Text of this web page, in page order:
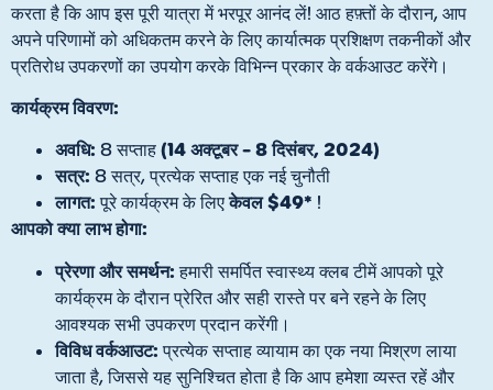
करता है कि आप इस पूरी यात्रा में भरपूर आनंद लें! आठ हफ़्तों के दौरान, आप
अपने परिणामों को अधिकतम करने के लिए कार्यात्मक प्रशिक्षण तकनीकों और
प्रतिरोध उपकरणों का उपयोग करके विभिन्न प्रकार के वर्कआउट करेंगे।
कार्यक्रम विवरण:
अवधि: 8 सप्ताह(14 अक्टूबर – 8 दिसंबर, 2024)
सत्र: 8 सत्र, प्रत्येक सप्ताह एक नई चुनौती
लागत:पूरे कार्यक्रम के लिएकेवल $49* !
आपको क्या लाभ होगा:
प्रेरणा और समर्थन:हमारी समर्पित स्वास्थ्य क्लब टीमें आपको पूरे
कार्यक्रम के दौरान प्रेरित और सही रास्ते पर बने रहने के लिए
आवश्यक सभी उपकरण प्रदान करेंगी।
विविध वर्कआउट:प्रत्येक सप्ताह व्यायाम का एक नया मिश्रण लाया
जाता है, जिससे यह सुनिश्चित होता है कि आप हमेशा व्यस्त रहें और